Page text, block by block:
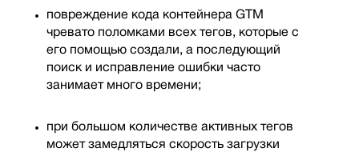
повреждение кода контейнера GTM
чревато поломками всех тегов, которые с
его помощью создали, а последующий
поиск и исправление ошибки часто
занимает много времени;
при большом количестве активных тегов
может замедляться скорость загрузки